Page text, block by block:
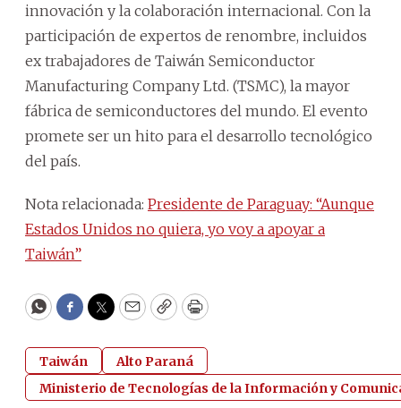
innovación y la colaboración internacional. Con la
participación de expertos de renombre, incluidos
ex trabajadores de Taiwán Semiconductor
Manufacturing Company Ltd. (TSMC), la mayor
fábrica de semiconductores del mundo. El evento
promete ser un hito para el desarrollo tecnológico
del país.
Nota relacionada: Presidente de Paraguay: “Aunque
Estados Unidos no quiera, yo voy a apoyar a
Taiwán”
WhatsApp
Facebook
Twitter
EmailCopyPrint
Taiwán
Alto Paraná
Ministerio de Tecnologías de la Información y